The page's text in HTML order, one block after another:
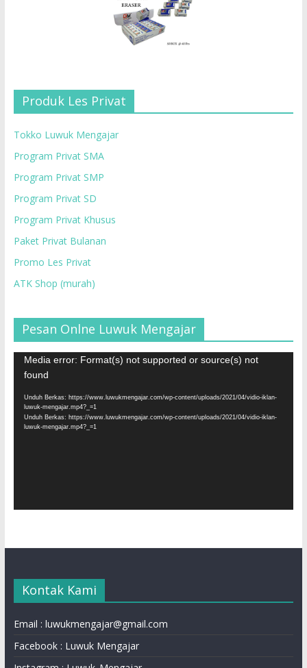
Produk Les Privat
Tokko Luwuk Mengajar
Program Privat SMA
Program Privat SMP
Program Privat SD
Program Privat Khusus
Paket Privat Bulanan
Promo Les Privat
ATK Shop (murah)
Pesan Onlne Luwuk Mengajar
Pemutar
Video
Media error: Format(s) not supported or source(s) not
found
Unduh Berkas: https://www.luwukmengajar.com/wp-content/uploads/2021/04/vidio-iklan-
luwuk-mengajar.mp4?_=1
Unduh Berkas: https://www.luwukmengajar.com/wp-content/uploads/2021/04/vidio-iklan-
luwuk-mengajar.mp4?_=1
Kontak Kami
Email : luwukmengajar@gmail.com
Facebook : Luwuk Mengajar